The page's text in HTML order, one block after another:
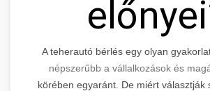
A teherautó bérlés egy olyan
népszerűbb a vállalkozások és
körében egyaránt. De miért választják